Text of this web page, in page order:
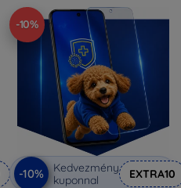
-10%
-10%
Kedvezmény
kuponnal
EXTRA10